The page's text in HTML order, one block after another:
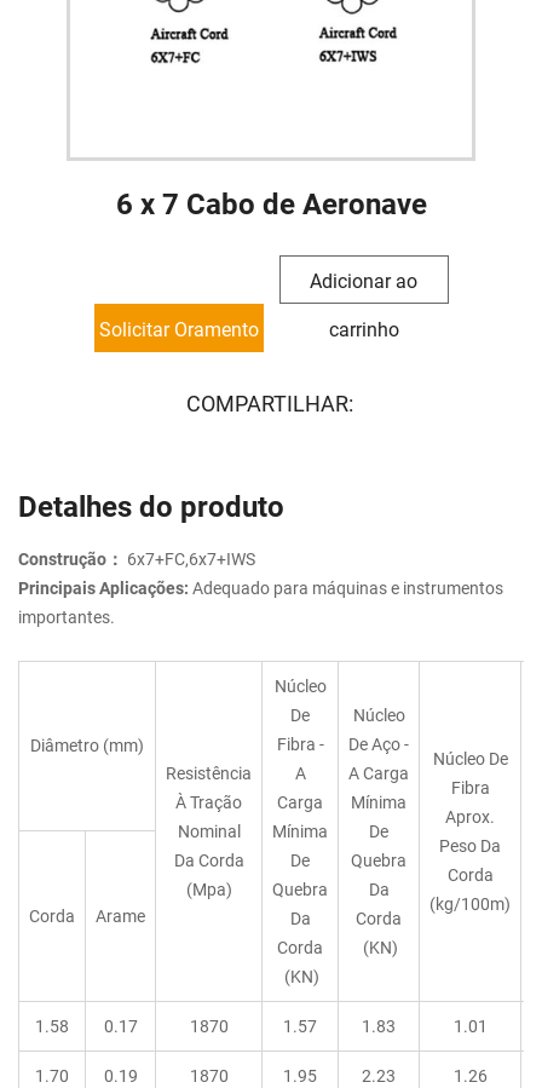
6 x 7 Cabo de Aeronave
Solicitar Oramento
Adicionar ao
carrinho
COMPARTILHAR:
Detalhes do produto
Construção： 6x7+FC,6x7+IWS
Principais Aplicações: Adequado para máquinas e instrumentos
importantes.
Diâmetro (mm)
Resistência
À Tração
Nominal
Da Corda
(Mpa)
Núcleo
De
Fibra -
A
Carga
Mínima
De
Quebra
Da
Corda
(KN)
Núcleo
De Aço -
A Carga
Mínima
De
Quebra
Da
Corda
(KN)
Núcleo De
Fibra
Aprox.
Peso Da
Corda
(kg/100m)
Corda
Arame
1.58 0.17 1870 1.57 1.83 1.01
1.70 0.19 1870 1.95 2.23 1.26